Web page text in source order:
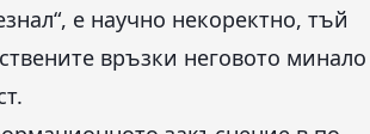
е научно некоректно, тъй
връзки неговото минало